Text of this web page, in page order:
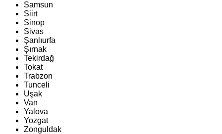
Samsun
Siirt
Sinop
Sivas
Şanlıurfa
Şırnak
Tekirdağ
Tokat
Trabzon
Tunceli
Uşak
Van
Yalova
Yozgat
Zonguldak